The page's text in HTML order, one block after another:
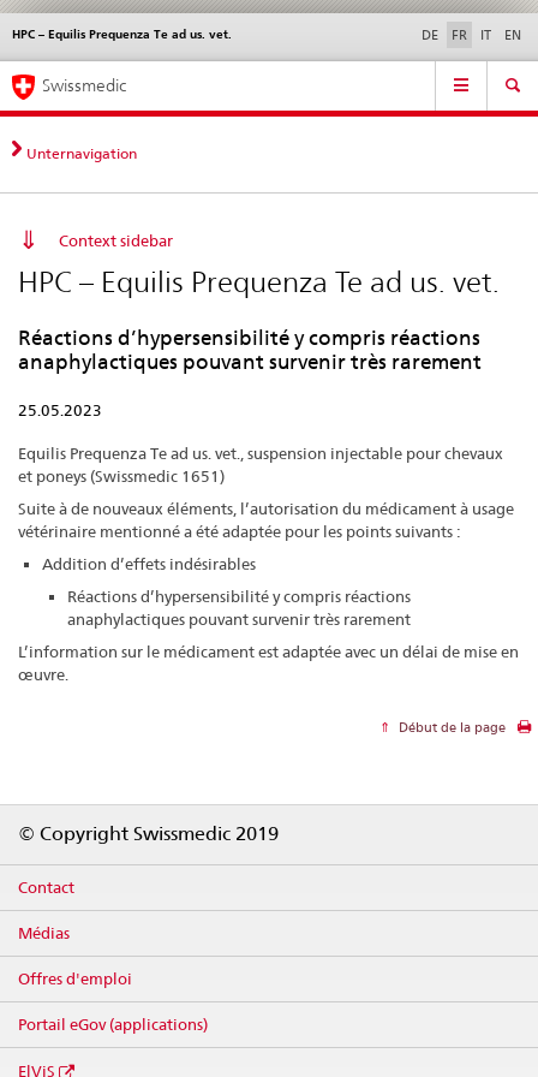
Navigation
directe:
actualités,
bases
contact
Actualités & Mises à
normes
Contact | Support &
aide
HPC – Equilis Prequenza Te ad us. vet. DE FR IT EN
Service
Navigation
Swissmedic
Unternavigation
Context sidebar
HPC – Equilis Prequenza Te ad us. vet.
Réactions d’hypersensibilité y compris réactions
anaphylactiques pouvant survenir très rarement
25.05.2023
Equilis Prequenza Te ad us. vet., suspension injectable pour chevaux
et poneys (Swissmedic 1651)
Suite à de nouveaux éléments, l’autorisation du médicament à usage
vétérinaire mentionné a été adaptée pour les points suivants :
Addition d’effets indésirables
Réactions d’hypersensibilité y compris réactions
anaphylactiques pouvant survenir très rarement
L’information sur le médicament est adaptée avec un délai de mise en
œuvre.
Début de la page
© Copyright Swissmedic 2019
Contact
Médias
Offres d'emploi
Portail eGov (applications)
ElViS